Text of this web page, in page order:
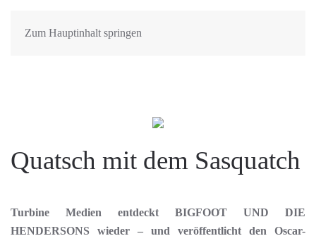
Zum Hauptinhalt springen
Quatsch mit dem Sasquatch
Turbine Medien entdeckt BIGFOOT UND DIE
HENDERSONS wieder – und veröffentlicht den Oscar-